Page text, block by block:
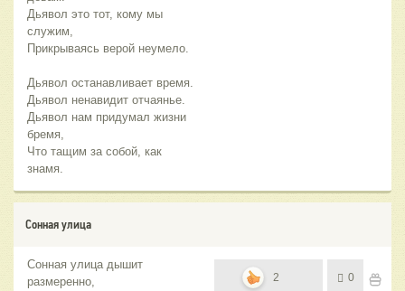
Дьявол это тот, кому мы
служим,
Прикрываясь верой неумело.
Дьявол останавливает время.
Дьявол ненавидит отчаянье.
Дьявол нам придумал жизни
бремя,
Что тащим за собой, как
знамя.
Сонная улица
Сонная улица дышит
размеренно,
2 0